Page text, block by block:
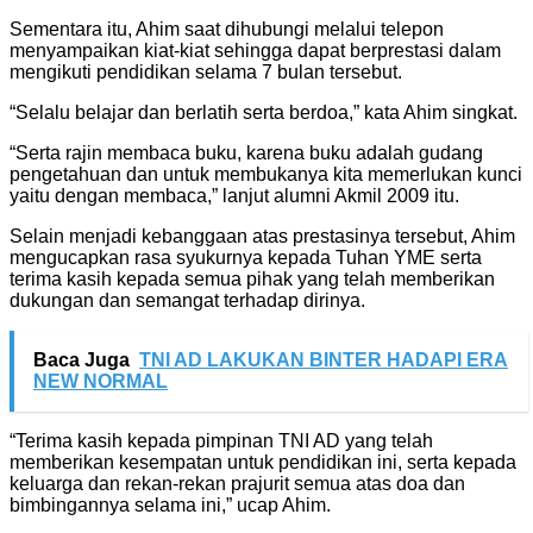
Sementara itu, Ahim saat dihubungi melalui telepon
menyampaikan kiat-kiat sehingga dapat berprestasi dalam
mengikuti pendidikan selama 7 bulan tersebut.
“Selalu belajar dan berlatih serta berdoa,” kata Ahim singkat.
“Serta rajin membaca buku, karena buku adalah gudang
pengetahuan dan untuk membukanya kita memerlukan kunci
yaitu dengan membaca,” lanjut alumni Akmil 2009 itu.
Selain menjadi kebanggaan atas prestasinya tersebut, Ahim
mengucapkan rasa syukurnya kepada Tuhan YME serta
terima kasih kepada semua pihak yang telah memberikan
dukungan dan semangat terhadap dirinya.
Baca Juga TNI AD LAKUKAN BINTER HADAPI ERA
NEW NORMAL
“Terima kasih kepada pimpinan TNI AD yang telah
memberikan kesempatan untuk pendidikan ini, serta kepada
keluarga dan rekan-rekan prajurit semua atas doa dan
bimbingannya selama ini,” ucap Ahim.